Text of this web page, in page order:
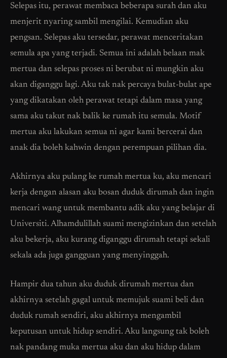
Selepas itu, perawat membaca beberapa surah dan aku
menjerit nyaring sambil mengilai. Kemudian aku
pengsan. Selepas aku tersedar, perawat menceritakan
semula apa yang terjadi. Semua ini adalah belaan mak
mertua dan selepas proses ni berubat ni mungkin aku
akan diganggu lagi. Aku tak nak percaya bulat-bulat ape
yang dikatakan oleh perawat tetapi dalam masa yang
sama aku takut nak balik ke rumah itu semula. Motif
mertua aku lakukan semua ni agar kami bercerai dan
anak dia boleh kahwin dengan perempuan pilihan dia.
Akhirnya aku pulang ke rumah mertua ku, aku mencari
kerja dengan alasan aku bosan duduk dirumah dan ingin
mencari wang untuk membantu adik aku yang belajar di
Universiti. Alhamdulillah suami mengizinkan dan setelah
aku bekerja, aku kurang diganggu dirumah tetapi sekali
sekala ada juga gangguan yang menyinggah.
Hampir dua tahun aku duduk dirumah mertua dan
akhirnya setelah gagal untuk memujuk suami beli dan
duduk rumah sendiri, aku akhirnya mengambil
keputusan untuk hidup sendiri. Aku langsung tak boleh
nak pandang muka mertua aku dan aku hidup dalam